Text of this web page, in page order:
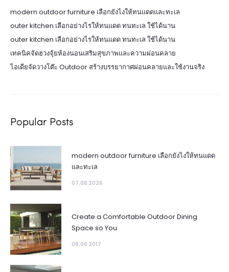
modern outdoor furniture เลือกยังไงให้ทนแดดและทะเล
outer kitchen เลือกอย่างไรให้ทนแดด ทนทะเล ใช้ได้นาน
outer kitchen เลือกอย่างไรให้ทนแดด ทนทะเล ใช้ได้นาน
เทคนิคจัดฮวงจุ้ยห้องนอนเสริมสุขภาพและความผ่อนคลาย
ไอเดียจัดวางโต๊ะ Outdoor สร้างบรรยากาศผ่อนคลายและใช้งานจริง
Popular Posts
modern outdoor furniture เลือกยังไงให้ทนแดด
และทะเล
07.08 2026
Create a Comfortable Outdoor Dining
Space so You
06.06 2017